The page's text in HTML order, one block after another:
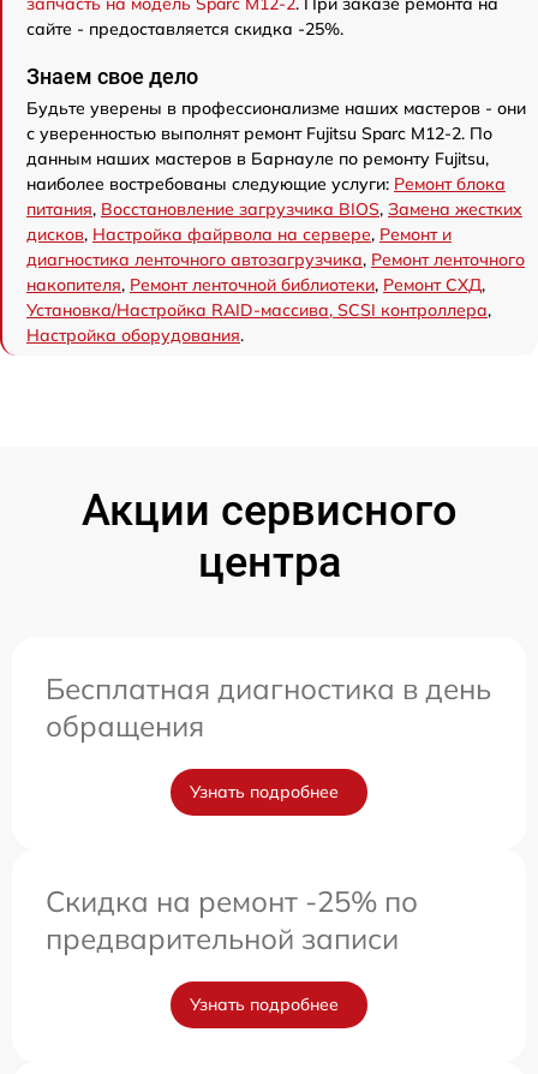
сайте - предоставляется скидка -25%.
Знаем свое дело
Будьте уверены в профессионализме наших мастеров - они
с уверенностью выполнят ремонт Fujitsu Sparc M12-2. По
данным наших мастеров в Барнауле по ремонту Fujitsu,
наиболее востребованы следующие услуги: Ремонт блока
питания, Восстановление загрузчика BIOS, Замена жестких
дисков, Настройка файрвола на сервере, Ремонт и
диагностика ленточного автозагрузчика, Ремонт ленточного
накопителя, Ремонт ленточной библиотеки, Ремонт СХД,
Установка/Настройка RAID-массива, SCSI контроллера,
Настройка оборудования.
Акции сервисного
центра
Бесплатная диагностика в день
обращения
Узнать подробнее
Скидка на ремонт -25% по
предварительной записи
Узнать подробнее